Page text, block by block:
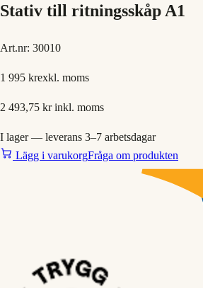
Stativ till ritningsskåp A1
Art.nr: 30010
1 995 krexkl. moms
2 493,75 krinkl. moms
I lager — leverans 3–7 arbetsdagar
Lägg i varukorgFråga om produkten